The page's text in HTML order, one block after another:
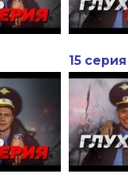
15 серия